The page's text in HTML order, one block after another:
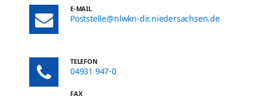
E-MAIL
Poststelle@nlwkn-dir.niedersachsen.de
TELEFON
04931 947-0
FAX